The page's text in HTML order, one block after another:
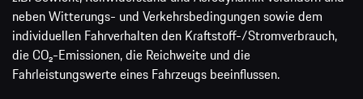
neben Witterungs- und Verkehrsbedingungen sowie dem
individuellen Fahrverhalten den Kraftstoff-/Stromverbrauch,
die CO₂-Emissionen, die Reichweite und die
Fahrleistungswerte eines Fahrzeugs beeinflussen.